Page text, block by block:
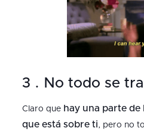
3 . No todo se
Claro que hay una parte de
que está sobre ti, pero no